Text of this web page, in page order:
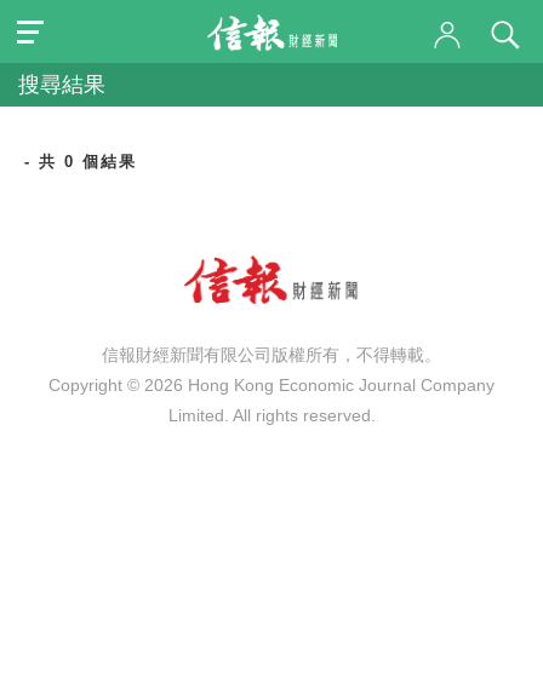
搜尋結果
- 共 0 個結果
信報財經新聞有限公司版權所有，不得轉載。
Copyright © 2026 Hong Kong Economic Journal Company
Limited. All rights reserved.